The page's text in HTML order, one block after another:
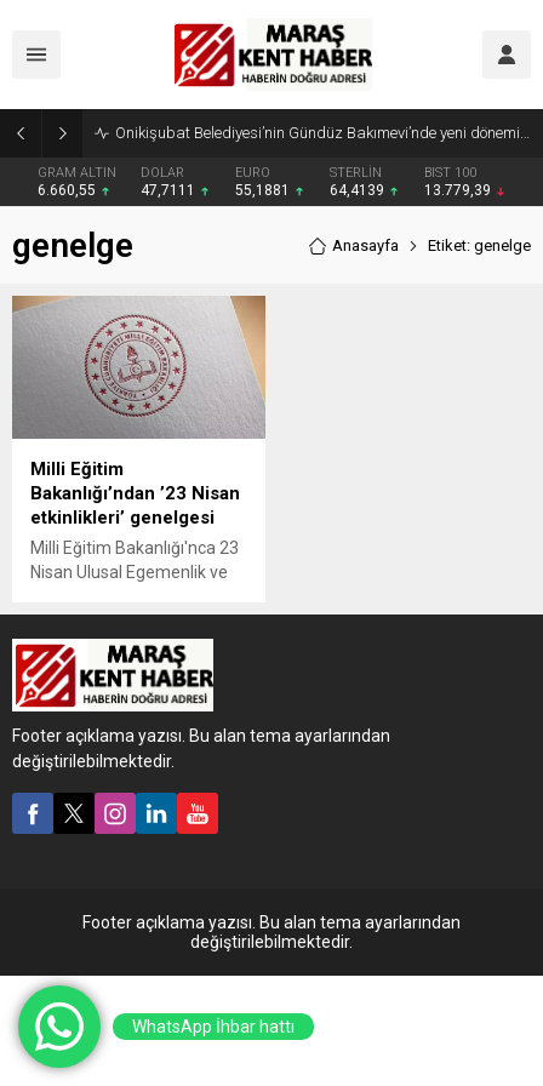
Onikişubat Belediyesi’nin Gündüz Bakımevi’nde yeni dönemin ön kayıtları başladı
GRAM ALTIN
6.660,55
DOLAR
47,7111
EURO
55,1881
STERLİN
64,4139
BIST 100
13.779,39
genelge Anasayfa Etiket: genelge
Milli Eğitim
Bakanlığı’ndan ’23 Nisan
etkinlikleri’ genelgesi
Milli Eğitim Bakanlığı'nca 23
Nisan Ulusal Egemenlik ve
ilişkin illere genelge
gönderildi.
Footer açıklama yazısı. Bu alan tema ayarlarından
değiştirilebilmektedir.
Footer açıklama yazısı. Bu alan tema ayarlarından
değiştirilebilmektedir.
WhatsApp İhbar hattı